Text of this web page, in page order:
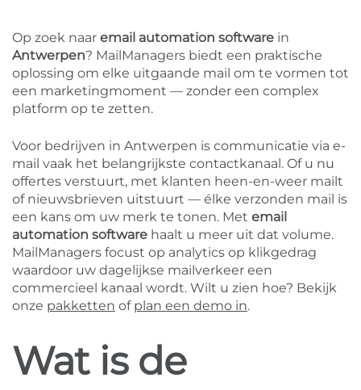
Op zoek naar email automation software in
Antwerpen? MailManagers biedt een praktische
oplossing om elke uitgaande mail om te vormen tot
een marketingmoment — zonder een complex
platform op te zetten.
Voor bedrijven in Antwerpen is communicatie via e-
mail vaak het belangrijkste contactkanaal. Of u nu
offertes verstuurt, met klanten heen-en-weer mailt
of nieuwsbrieven uitstuurt — élke verzonden mail is
een kans om uw merk te tonen. Met email
automation software haalt u meer uit dat volume.
MailManagers focust op analytics op klikgedrag
waardoor uw dagelijkse mailverkeer een
commercieel kanaal wordt. Wilt u zien hoe? Bekijk
onze pakketten of plan een demo in.
Wat is de